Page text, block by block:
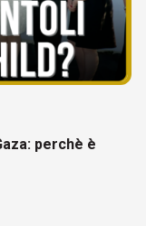
perchè è